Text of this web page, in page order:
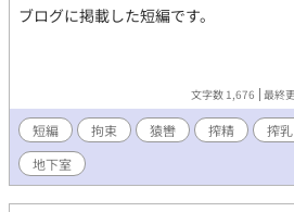
ブログに掲載した短編です。
文字数 1,676 最終
短編 拘束 猿轡 搾精 搾乳
地下室